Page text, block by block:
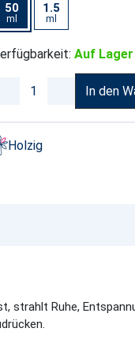
50
ml
1.5
ml
Auf Lager
In den
Holzig
strahlt Ruhe,